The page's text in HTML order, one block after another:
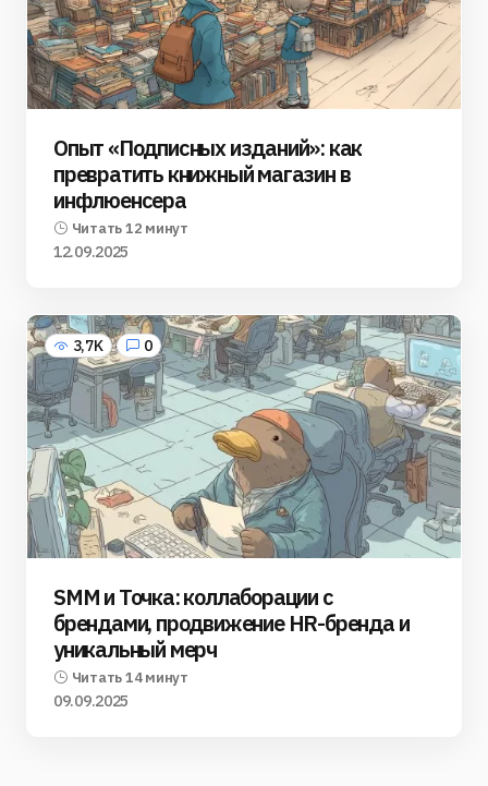
Опыт «Подписных изданий»: как
превратить книжный магазин в
инфлюенсера
Читать 12 минут
12.09.2025
3,7K 0
SMM и Точка: коллаборации с
брендами, продвижение HR-бренда и
уникальный мерч
Читать 14 минут
09.09.2025